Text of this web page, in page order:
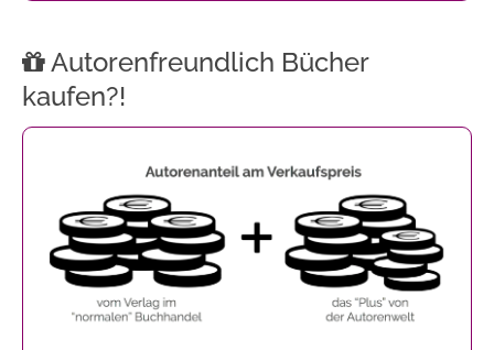
Autorenfreundlich Bücher
kaufen?!